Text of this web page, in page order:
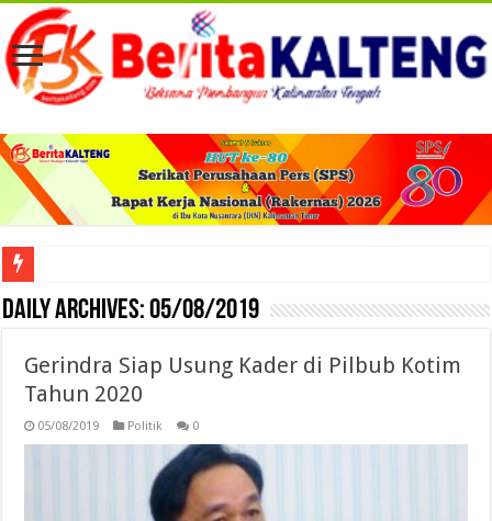
Viral! Selama Dua Bulan Lebih Siltap Serta Tunjangan Pemdes dan BPD di
Daily Archives:05/08/2019
Gerindra Siap Usung Kader di Pilbub Kotim
Tahun 2020
05/08/2019 Politik 0